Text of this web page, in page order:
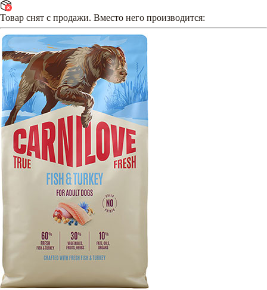
Товар снят с продажи. Вместо него производится: